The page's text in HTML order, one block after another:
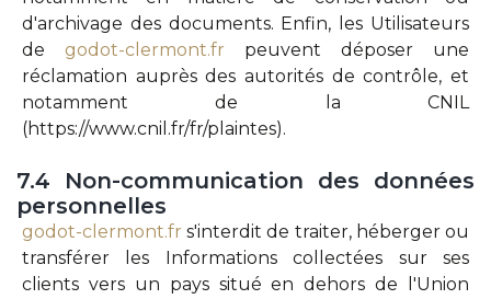
d'archivage des documents. Enfin, les Utilisateurs
de godot-clermont.fr peuvent déposer une
réclamation auprès des autorités de contrôle, et
notamment de la CNIL
(https://www.cnil.fr/fr/plaintes).
7.4 Non-communication des
données
personnelles
godot-clermont.fr s'interdit de traiter, héberger ou
transférer les Informations collectées sur ses
clients vers un pays situé en dehors de l'Union